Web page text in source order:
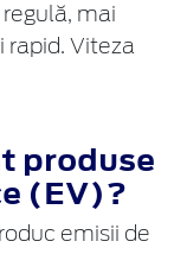
mai
rapid. Viteza
produse
(EV)?
emisii de